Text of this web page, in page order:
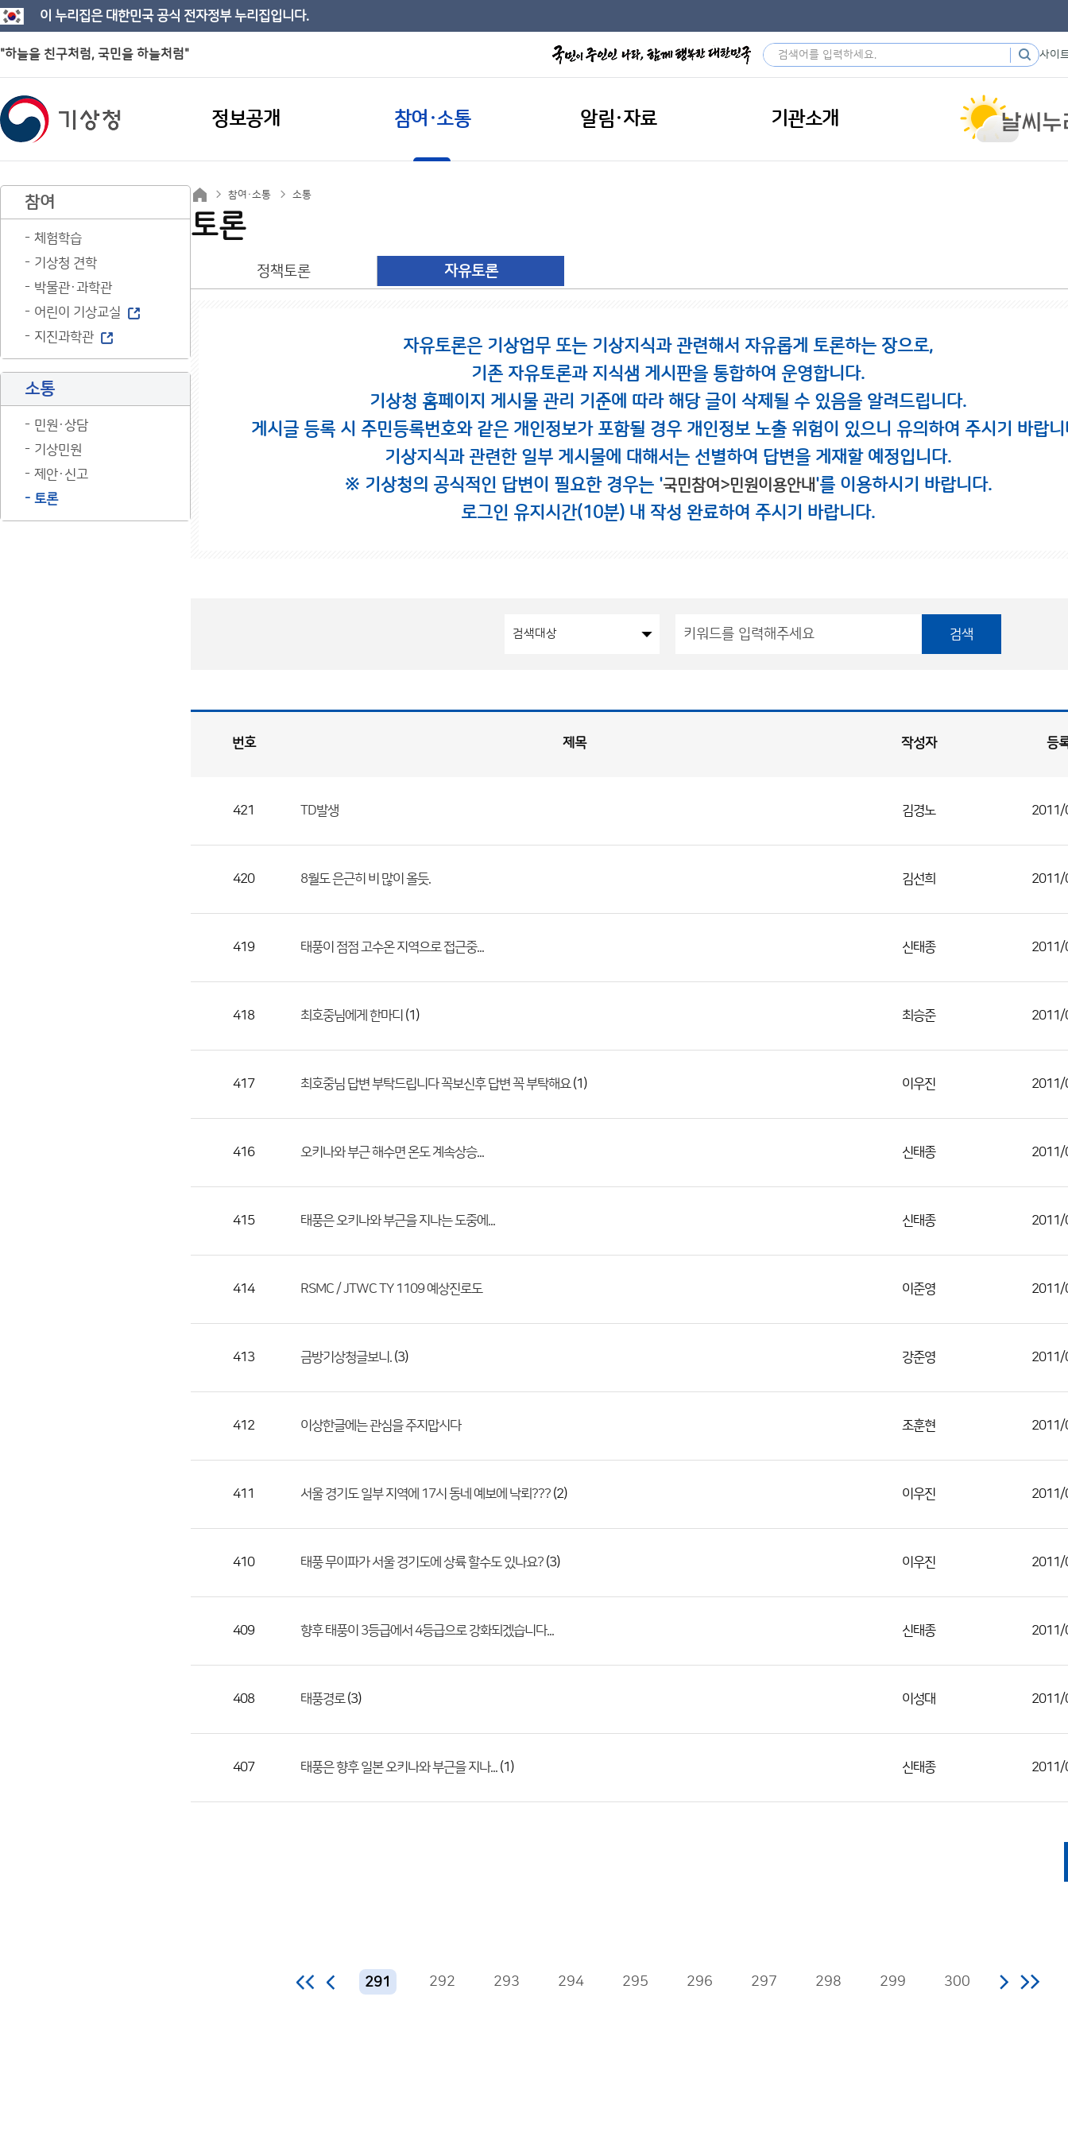
이 누리집은 대한민국 공식 전자정부 누리집입니다.
"하늘을 친구처럼, 국민을 하늘처럼" 사이
정보공개 참여·소통 알림·자료 기관소개
참여
체험학습
기상청 견학
박물관·과학관
어린이 기상교실
지진과학관
소통
민원·상담
기상민원
제안·신고
토론
참여·소통 소통
토론
정책토론 자유토론
자유토론은 기상업무 또는 기상지식과 관련해서 자유롭게 토론하는 장으로,
기존 자유토론과 지식샘 게시판을 통합하여 운영합니다.
기상청 홈페이지 게시물 관리 기준에 따라 해당 글이 삭제될 수 있음을 알려드립니다.
게시글 등록 시 주민등록번호와 같은 개인정보가 포함될 경우 개인정보 노출 위험이 있으니 유의하여 주시기 바랍니
기상지식과 관련한 일부 게시물에 대해서는 선별하여 답변을 게재할 예정입니다.
※ 기상청의 공식적인 답변이 필요한 경우는 '국민참여>민원이용안내'를 이용하시기 바랍니다.
로그인 유지시간(10분) 내 작성 완료하여 주시기 바랍니다.
검색
로
제
성
다.
번호 제목 작성자 등
421 TD발생 김경노 2011/
420 8월도 은근히 비 많이 올듯. 김선희 2011/
419 태풍이 점점 고수온 지역으로 접근중... 신태종 2011/
418 최호중님에게 한마디 (1) 최승준 2011/
417 최호중님 답변 부탁드립니다 꼭보신후 답변 꼭 부탁해요(1) 이우진 2011/
416 오키나와 부근 해수면 온도 계속상승... 신태종 2011/
415 태풍은 오키나와 부근을 지나는 도중에... 신태종 2011/
414 RSMC / JTWC TY 1109 예상진로도 이준영 2011/
413 금방기상청글보니. (3) 강준영 2011/
412 이상한글에는 관심을 주지맙시다 조훈현 2011/
411 서울 경기도 일부 지역에 17시 동네 예보에 낙뢰??? (2) 이우진 2011/
410 태풍 무이파가 서울 경기도에 상륙 할수도 있나요? (3) 이우진 2011/
409 향후 태풍이 3등급에서 4등급으로 강화되겠습니다... 신태종 2011/
408 태풍경로(3) 이성대 2011/
407 태풍은 향후 일본 오키나와 부근을 지나... (1) 신태종 2011/
291 292 293 294 295 296 297 298 299 300